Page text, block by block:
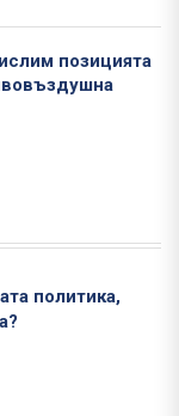
позицията
политика,